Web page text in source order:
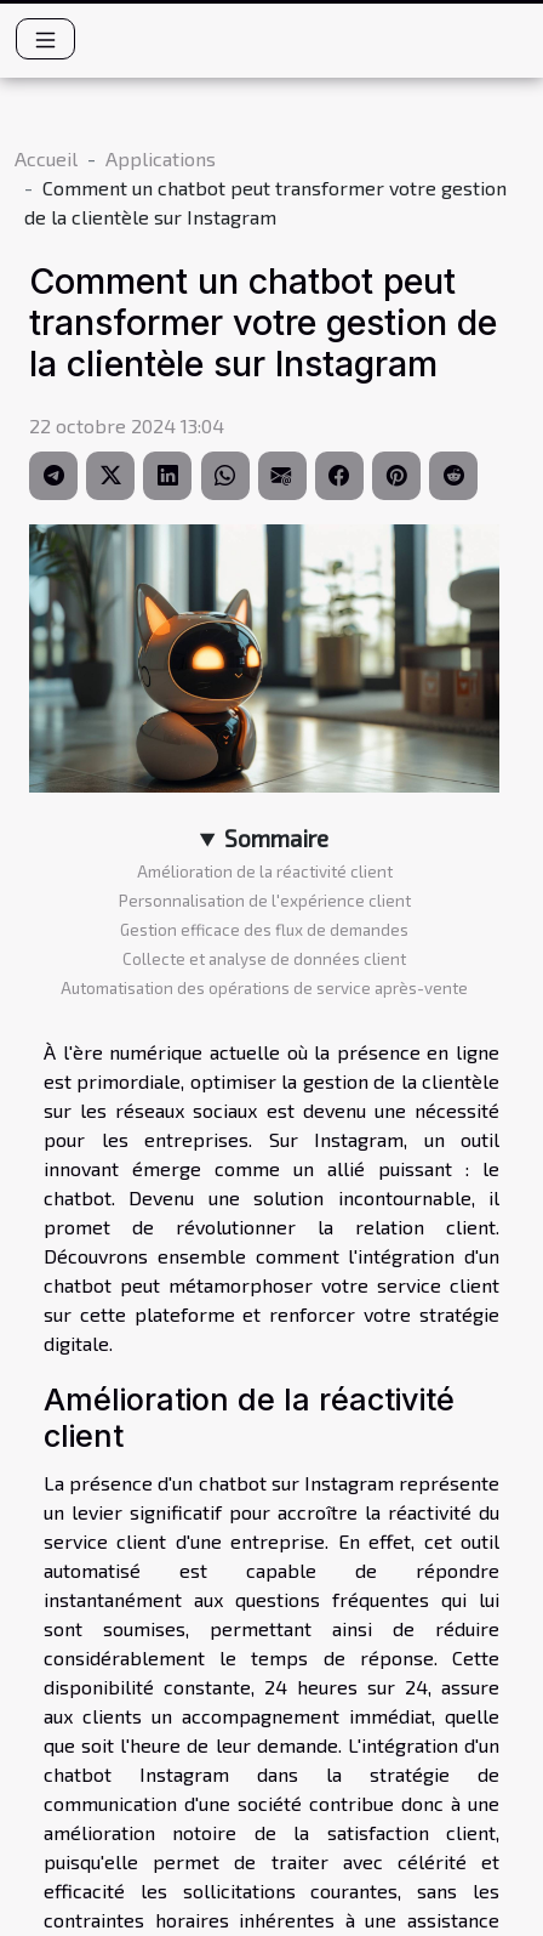
Accueil
Applications
Comment un chatbot peut transformer votre gestion
de la clientèle sur Instagram
Comment un chatbot peut
transformer votre gestion de
la clientèle sur Instagram
22 octobre 2024 13:04
Sommaire
Amélioration de la réactivité client
Personnalisation de l'expérience client
Gestion efficace des flux de demandes
Collecte et analyse de données client
Automatisation des opérations de service après-vente
À l'ère numérique actuelle où la présence en ligne
est primordiale, optimiser la gestion de la clientèle
sur les réseaux sociaux est devenu une nécessité
pour les entreprises. Sur Instagram, un outil
innovant émerge comme un allié puissant : le
chatbot. Devenu une solution incontournable, il
promet de révolutionner la relation client.
Découvrons ensemble comment l'intégration d'un
chatbot peut métamorphoser votre service client
sur cette plateforme et renforcer votre stratégie
digitale.
Amélioration de la réactivité
client
La présence d'un chatbot sur Instagram représente
un levier significatif pour accroître la réactivité du
service client d'une entreprise. En effet, cet outil
automatisé est capable de répondre
instantanément aux questions fréquentes qui lui
sont soumises, permettant ainsi de réduire
considérablement le temps de réponse. Cette
disponibilité constante, 24 heures sur 24, assure
aux clients un accompagnement immédiat, quelle
que soit l'heure de leur demande. L'intégration d'un
chatbot Instagram dans la stratégie de
communication d'une société contribue donc à une
amélioration notoire de la satisfaction client,
puisqu'elle permet de traiter avec célérité et
efficacité les sollicitations courantes, sans les
contraintes horaires inhérentes à une assistance